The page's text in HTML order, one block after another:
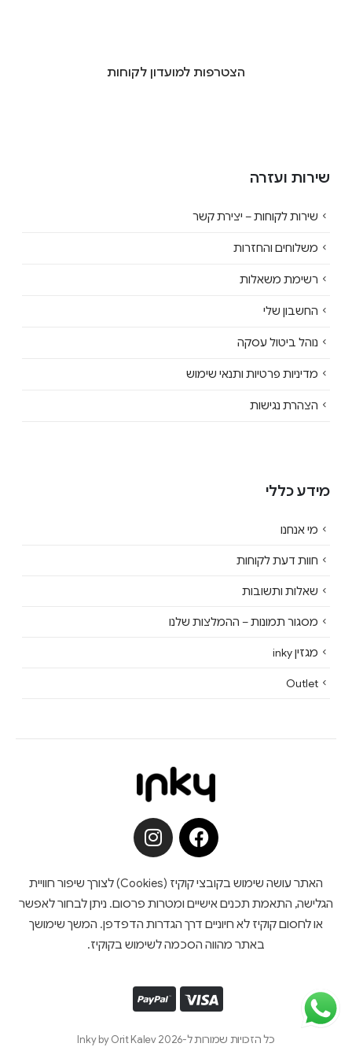
הצטרפות למועדון לקוחות
שירות ועזרה
שירות לקוחות – יצירת קשר
משלוחים והחזרות
רשימת משאלות
החשבון שלי
נוהל ביטול עסקה
מדיניות פרטיות ותנאי שימוש
הצהרת נגישות
מידע כללי
מי אנחנו
חוות דעת לקוחות
שאלות ותשובות
מסגור תמונות – ההמלצות שלנו
מגזין inky
Outlet
האתר עושה שימוש בקובצי קוקיז (Cookies) לצורך שיפור חוויית
הגלישה, התאמת תכנים אישיים ומטרות פרסום. ניתן לבחור לאפשר
או לחסום קוקיז לא חיוניים דרך הגדרות הדפדפן. המשך שימושך
באתר מהווה הסכמה לשימוש בקוקיז.
כל הזכויות שמורות ל-Inky by Orit Kalev 2026